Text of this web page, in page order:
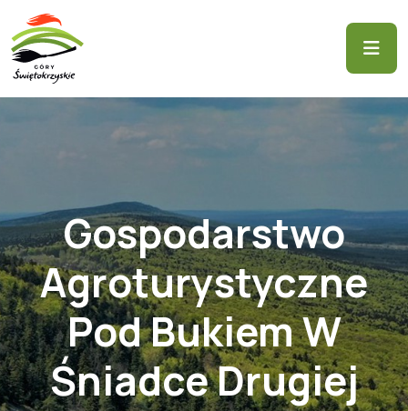
Gospodarstwo
Agroturystyczne
Pod Bukiem W
Śniadce Drugiej